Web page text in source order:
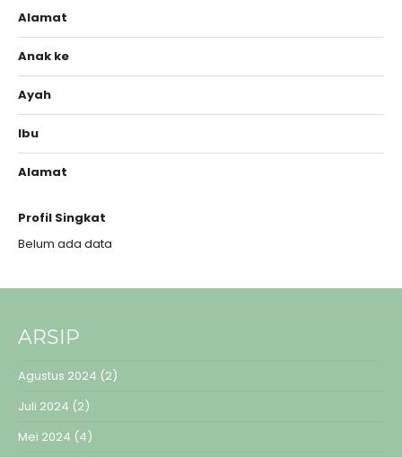
Alamat
Anak ke
Ayah
Ibu
Alamat
Profil Singkat
Belum ada data
ARSIP
Agustus 2024 (2)
Juli 2024 (2)
Mei 2024 (4)